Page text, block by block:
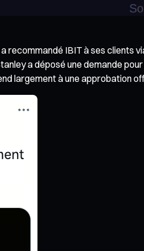
recommandé IBIT à ses clients
a déposé une demande
largement à une approbation